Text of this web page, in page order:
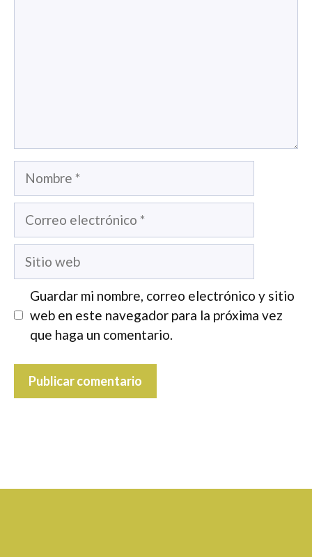
electrónico
web
Guardar mi nombre, correo electrónico y sitio
web en este navegador para la próxima vez
que haga un comentario.